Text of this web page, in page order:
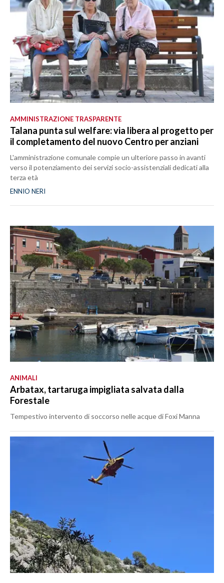
AMMINISTRAZIONE TRASPARENTE
Talana punta sul welfare: via libera al progetto per
il completamento del nuovo Centro per anziani
L'amministrazione comunale compie un ulteriore passo in avanti
verso il potenziamento dei servizi socio-assistenziali dedicati alla
terza età
ENNIO NERI
ANIMALI
Arbatax, tartaruga impigliata salvata dalla
Forestale
Tempestivo intervento di soccorso nelle acque di Foxi Manna